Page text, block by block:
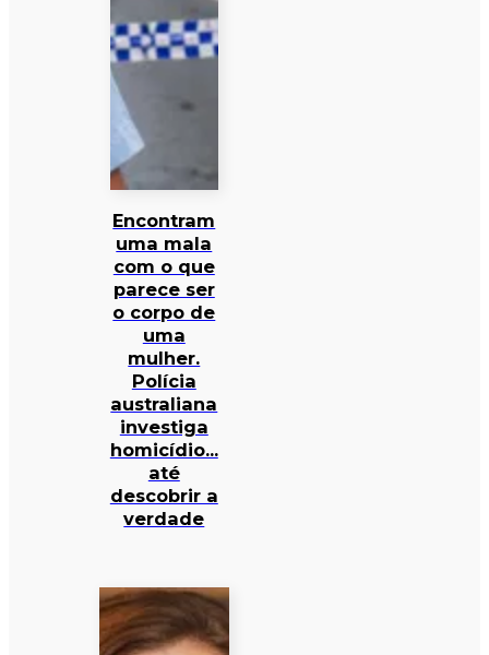
Encontram
uma mala
com o que
parece ser
o corpo de
uma
mulher.
Polícia
australiana
investiga
homicídio…
até
descobrir a
verdade